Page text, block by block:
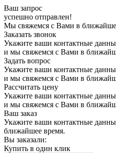
Ваш запрос
успешно отправлен!
Мы свяжемся с Вами в
Заказать звонок
Укажите ваши контактные
и мы свяжемся с Вами в
Задать вопрос
Укажите ваши контактные
и мы свяжемся с Вами в
Рассчитать цену
Укажите ваши контактные
и мы свяжемся с Вами в
Ваш заказ
Укажите ваши контактные
ближайшее время.
Вы заказали:
Купить в один клик